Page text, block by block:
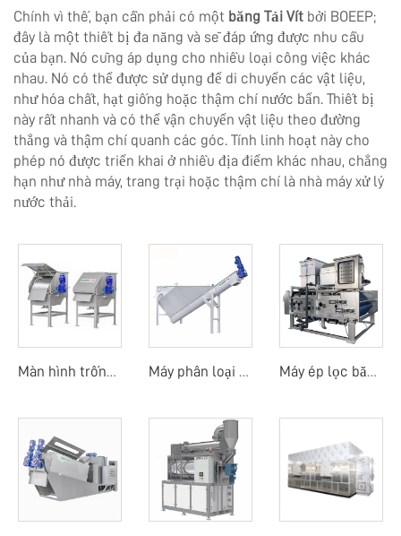
Chính vì thế, bạn cần phải có một băng Tải Vít bởi BOEEP;
đây là một thiết bị đa năng và sẽ đáp ứng được nhu cầu
của bạn. Nó cũng áp dụng cho nhiều loại công việc khác
nhau. Nó có thể được sử dụng để di chuyển các vật liệu,
như hóa chất, hạt giống hoặc thậm chí nước bẩn. Thiết bị
này rất nhanh và có thể vận chuyển vật liệu theo đường
thẳng và thậm chí quanh các góc. Tính linh hoạt này cho
phép nó được triển khai ở nhiều địa điểm khác nhau, chẳng
hạn như nhà máy, trang trại hoặc thậm chí là nhà máy xử lý
nước thải.
Màn hình trống quay ngoài Máy phân loại cát Máy ép lọc băng tải trống quay